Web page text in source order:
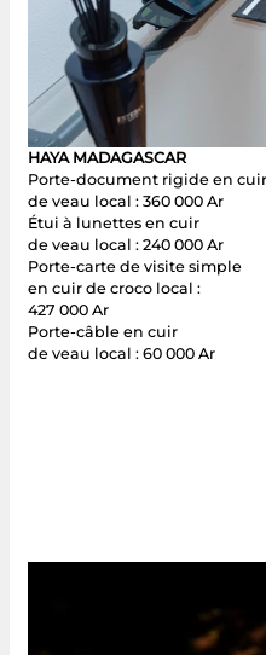
HAYA MADAGASCAR
Porte-document rigide en cuir
de veau local : 360 000 Ar
Étui à lunettes en cuir
de veau local : 240 000 Ar
Porte-carte de visite simple
en cuir de croco local :
427 000 Ar
Porte-câble en cuir
de veau local : 60 000 Ar